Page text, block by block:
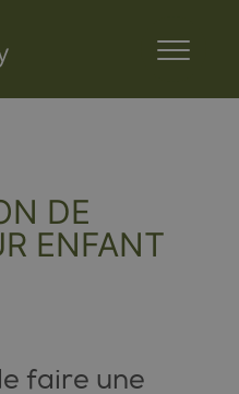
DE
ENFANT
faire une